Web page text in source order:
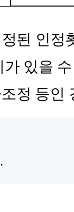
된 인정
있을
정 등인